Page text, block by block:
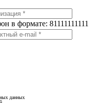
в формате: 81111111111
данных